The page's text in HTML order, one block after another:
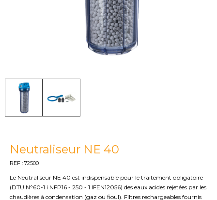
Neutraliseur NE 40
REF : 72500
Le Neutraliseur NE 40 est indispensable pour le traitement obligatoire
(DTU N°60-1 i NFP16 - 250 - 1 IFEN12056) des eaux acides rejetées par les
chaudières à condensation (gaz ou fioul). Filtres rechargeables fournis